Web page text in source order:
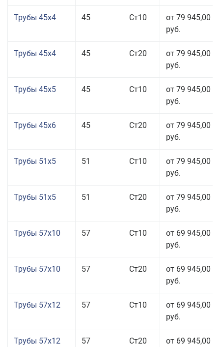
Трубы 45x4 45 Ст10
от 79 945,00
руб.
Трубы 45x4 45 Ст20
от 79 945,00
руб.
Трубы 45x5 45 Ст10
от 79 945,00
руб.
Трубы 45x6 45 Ст20
от 79 945,00
руб.
Трубы 51x5 51 Ст10
от 79 945,00
руб.
Трубы 51x5 51 Ст20
от 79 945,00
руб.
Трубы 57x10 57 Ст10
от 69 945,00
руб.
Трубы 57x10 57 Ст20
от 69 945,00
руб.
Трубы 57x12 57 Ст10
от 69 945,00
руб.
Трубы 57x12 57 Ст20
от 69 945,00